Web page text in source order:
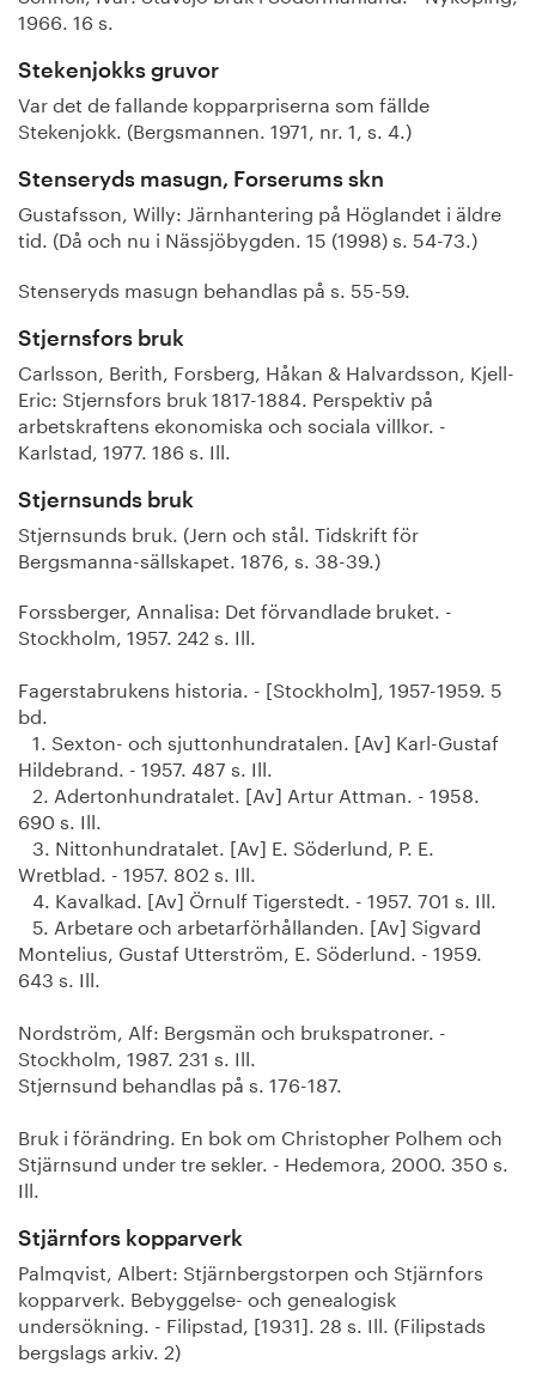
1966. 16 s.
Stekenjokks gruvor
Var det de fallande kopparpriserna som fällde
Stekenjokk. (Bergsmannen. 1971, nr. 1, s. 4.)
Stenseryds masugn, Forserums skn
Gustafsson, Willy: Järnhantering på Höglandet i äldre
tid. (Då och nu i Nässjöbygden. 15 (1998) s. 54-73.)
Stenseryds masugn behandlas på s. 55-59.
Stjernsfors bruk
Carlsson, Berith, Forsberg, Håkan & Halvardsson, Kjell-
Eric: Stjernsfors bruk 1817-1884. Perspektiv på
arbetskraftens ekonomiska och sociala villkor. -
Karlstad, 1977. 186 s. Ill.
Stjernsunds bruk
Stjernsunds bruk. (Jern och stål. Tidskrift för
Bergsmanna-sällskapet. 1876, s. 38-39.)
Forssberger, Annalisa: Det förvandlade bruket. -
Stockholm, 1957. 242 s. Ill.
Fagerstabrukens historia. - [Stockholm], 1957-1959. 5
bd.
1. Sexton- och sjuttonhundratalen. [Av] Karl-Gustaf
Hildebrand. - 1957. 487 s. Ill.
2. Adertonhundratalet. [Av] Artur Attman. - 1958.
690 s. Ill.
3. Nittonhundratalet. [Av] E. Söderlund, P. E.
Wretblad. - 1957. 802 s. Ill.
4. Kavalkad. [Av] Örnulf Tigerstedt. - 1957. 701 s. Ill.
5. Arbetare och arbetarförhållanden. [Av] Sigvard
Montelius, Gustaf Utterström, E. Söderlund. - 1959.
643 s. Ill.
Nordström, Alf: Bergsmän och brukspatroner. -
Stockholm, 1987. 231 s. Ill.
Stjernsund behandlas på s. 176-187.
Bruk i förändring. En bok om Christopher Polhem och
Stjärnsund under tre sekler. - Hedemora, 2000. 350 s.
Ill.
Stjärnfors kopparverk
Palmqvist, Albert: Stjärnbergstorpen och Stjärnfors
kopparverk. Bebyggelse- och genealogisk
undersökning. - Filipstad, [1931]. 28 s. Ill. (Filipstads
bergslags arkiv. 2)